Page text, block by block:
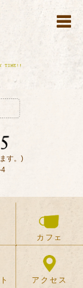
す。)
4
カフェ
アクセス